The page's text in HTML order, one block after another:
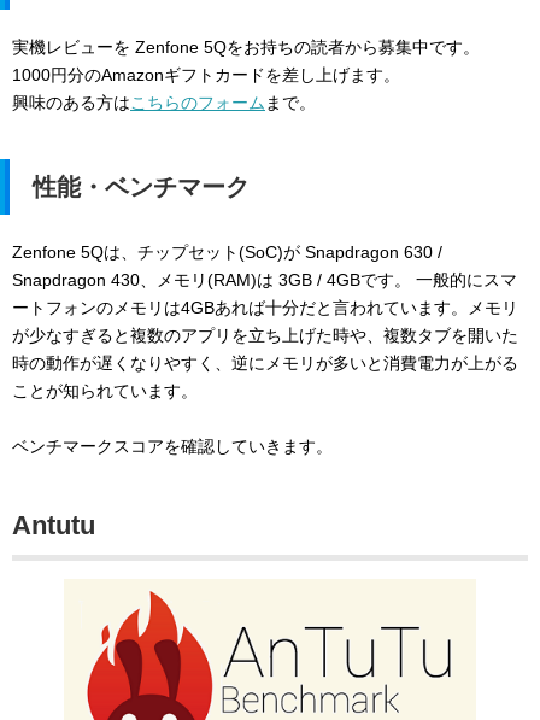
実機レビューを Zenfone 5Qをお持ちの読者から募集中です。
1000円分のAmazonギフトカードを差し上げます。
興味のある方はこちらのフォーム まで。
性能・ベンチマーク
Zenfone 5Qは、チップセット(SoC)が Snapdragon 630 /
Snapdragon 430、メモリ(RAM)は 3GB / 4GBです。 一般的にスマ
ートフォンのメモリは4GBあれば十分だと言われています。メモリ
が少なすぎると複数のアプリを立ち上げた時や、複数タブを開いた
時の動作が遅くなりやすく、逆にメモリが多いと消費電力が上がる
ことが知られています。
ベンチマークスコアを確認していきます。
Antutu